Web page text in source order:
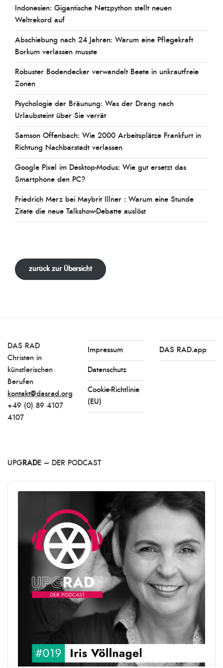
Indonesien: Gigantische Netzpython stellt neuen
Weltrekord auf
Abschiebung nach 24 Jahren: Warum eine Pflegekraft
Borkum verlassen musste
Robuster Bodendecker verwandelt Beete in unkrautfreie
Zonen
Psychologie der Bräunung: Was der Drang nach
Urlaubsteint über Sie verrät
Samson Offenbach: Wie 2000 Arbeitsplätze Frankfurt in
Richtung Nachbarstadt verlassen
Google Pixel im Desktop-Modus: Wie gut ersetzt das
Smartphone den PC?
Friedrich Merz bei Maybrit Illner : Warum eine Stunde
Zitate die neue Talkshow-Debatte auslöst
zurück zur Übersicht
DAS RAD
Christen in
künstlerischen
Berufen
kontakt@dasrad.org
+49 (0) 89 4107
4107
Impressum
Datenschutz
Cookie-Richtlinie
(EU)
DAS RAD.app
UPG RADE – DER PODCAST
Audio
Player